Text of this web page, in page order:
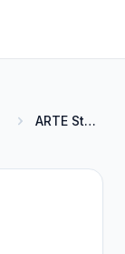
ARTE Steaks